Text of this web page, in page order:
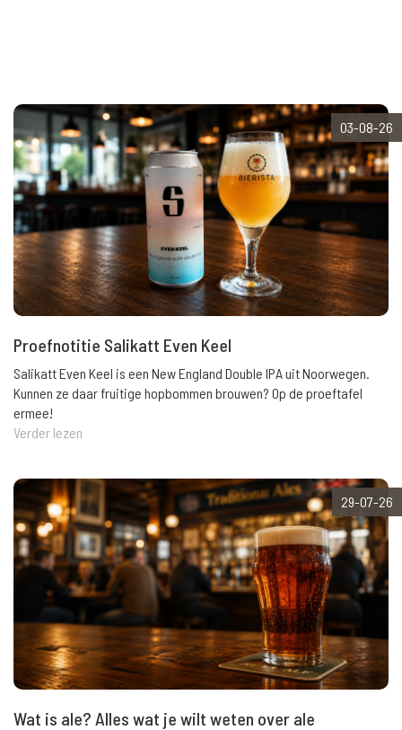
03-08-26
Proefnotitie Salikatt Even Keel
Salikatt Even Keel is een New England Double IPA uit Noorwegen.
Kunnen ze daar fruitige hopbommen brouwen? Op de proeftafel
ermee!
Verder lezen
29-07-26
Wat is ale? Alles wat je wilt weten over ale